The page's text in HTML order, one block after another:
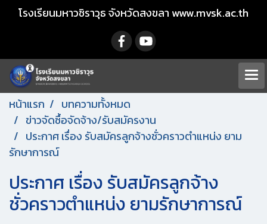
โรงเรียนมหาวชิราวุธ จังหวัดสงขลา www.mvsk.ac.th
หน้าแรก
บทความทั้งหมด
ข่าวจัดซื้อจัดจ้าง/รับสมัครงาน
ประกาศ เรื่อง รับสมัครลูกจ้างชั่วคราวตำแหน่ง ยาม
รักษาการณ์
ประกาศ เรื่อง รับสมัครลูกจ้าง
ชั่วคราวตำแหน่ง ยามรักษาการณ์